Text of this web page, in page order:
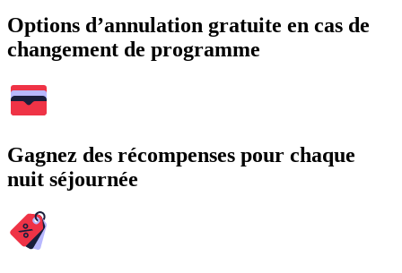
Options d’annulation gratuite en cas de
changement de programme
Gagnez des récompenses pour chaque
nuit séjournée